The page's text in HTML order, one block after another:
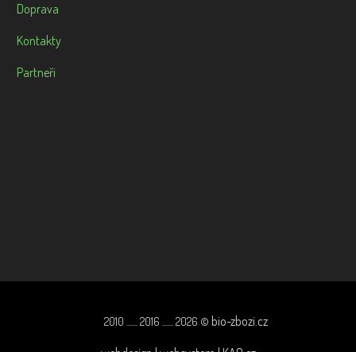
Doprava
Kontakty
Partneři
2010 ....... 2016 ....... 2026 © bio-zbozi.cz